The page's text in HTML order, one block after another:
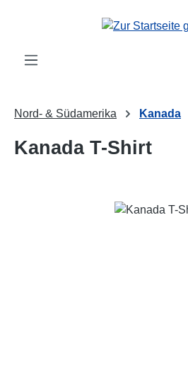
Zum Hauptinhalt springen
Nord- & Südamerika Kanada
Kanada T-Shirt
Bildergalerie überspringen